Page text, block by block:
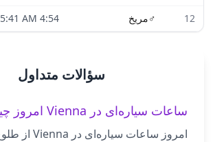
12
♂مریخ 4:54 AM
5:41 AM
سؤالات متداول
ساعات سیاره‌ای در Vienna امروز چیست؟